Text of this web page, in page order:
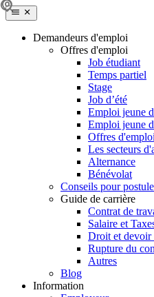
Demandeurs d'emploi
Offres d'emploi
Job étudiant
Temps partiel
Stage
Job d’été
Emploi jeune
Emploi jeune
Offres
Les secteurs
Alternance
Bénévolat
Conseils pour
Guide de carrière
Contrat de
Salaire et
Droit et devoir
Rupture du
Autres
Blog
Information